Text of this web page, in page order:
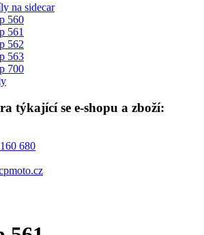
na sidecar
560
561
562
563
700
týkající se e-shopu a zboží:
680